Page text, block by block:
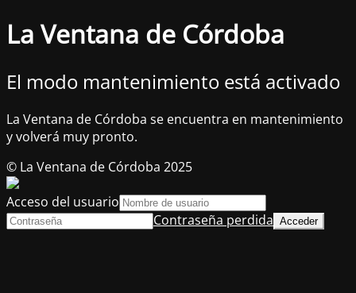
La Ventana de Córdoba
El modo mantenimiento está activado
La Ventana de Córdoba se encuentra en mantenimiento
y volverá muy pronto.
© La Ventana de Córdoba 2025
Acceso del usuario
Contraseña perdida